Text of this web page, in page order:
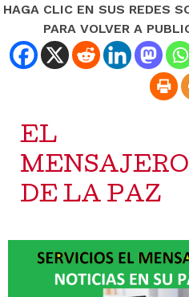
HAGA CLIC EN SUS REDES
PARA VOLVER A
EL
MENSAJERO
DE LA PAZ